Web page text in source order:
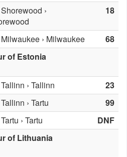
›
18
› Milwaukee
68
of Estonia
› Tallinn
23
› Tartu
99
› Tartu
DNF
of Lithuania